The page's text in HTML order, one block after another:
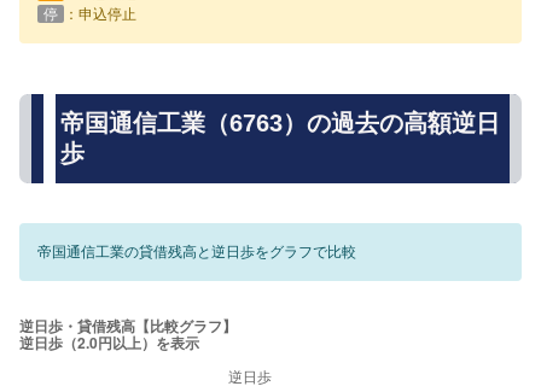
停
：申込停止
帝国通信工業（6763）の過去の高額逆日
歩
帝国通信工業の貸借残高と逆日歩をグラフで比較